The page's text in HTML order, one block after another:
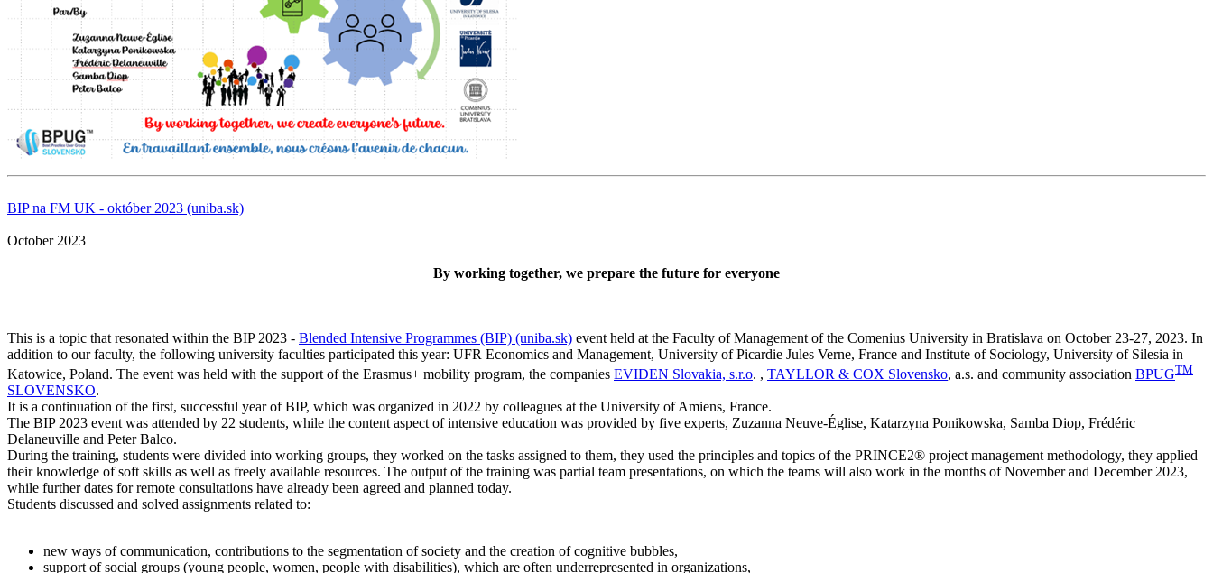
BIP na FM UK - október 2023 (uniba.sk)
October 2023
By working together, we prepare the future for everyone
This is a topic that resonated within the BIP 2023 - Blended Intensive Programmes (BIP) (uniba.sk) event held at the Faculty of Management of the Comenius University in Bratislava on October 23-27, 2023. In
addition to our faculty, the following university faculties participated this year: UFR Economics and Management, University of Picardie Jules Verne, France and Institute of Sociology, University of Silesia in
Katowice, Poland. The event was held with the support of the Erasmus+ mobility program, the companies EVIDEN Slovakia, s.r.o. , TAYLLOR & COX Slovensko, a.s. and community association BPUGTM
SLOVENSKO.
It is a continuation of the first, successful year of BIP, which was organized in 2022 by colleagues at the University of Amiens, France.
The BIP 2023 event was attended by 22 students, while the content aspect of intensive education was provided by five experts, Zuzanna Neuve-Église, Katarzyna Ponikowska, Samba Diop, Frédéric
Delaneuville and Peter Balco.
During the training, students were divided into working groups, they worked on the tasks assigned to them, they used the principles and topics of the PRINCE2® project management methodology, they applied
their knowledge of soft skills as well as freely available resources. The output of the training was partial team presentations, on which the teams will also work in the months of November and December 2023,
while further dates for remote consultations have already been agreed and planned today.
Students discussed and solved assignments related to:
new ways of communication, contributions to the segmentation of society and the creation of cognitive bubbles,
support of social groups (young people, women, people with disabilities), which are often underrepresented in organizations,